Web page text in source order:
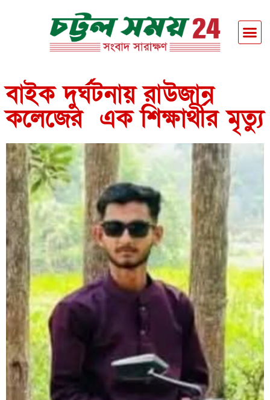
বাইক দুর্ঘটনায় রাউজান
কলেজের এক শিক্ষার্থীর মৃত্যু